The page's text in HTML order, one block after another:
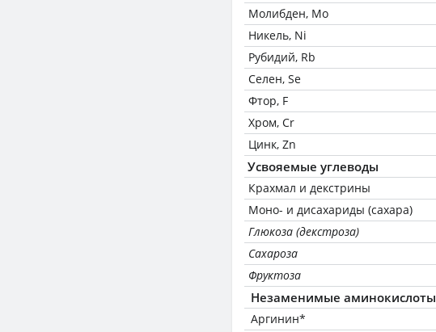
Молибден, Mo
Никель, Ni
Рубидий, Rb
Селен, Se
Фтор, F
Хром, Cr
Цинк, Zn
Усвояемые углеводы
Крахмал и декстрины
Моно- и дисахариды (сахара)
Глюкоза (декстроза)
Сахароза
Фруктоза
Незаменимые аминокислоты
Аргинин*